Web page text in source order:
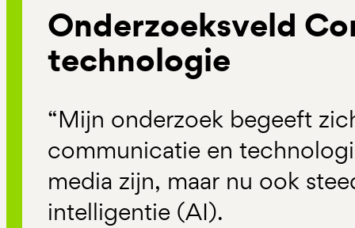
Onderzoeksveld
technologie
“Mijn onderzoek begeeft
communicatie en
media zijn, maar nu ook
intelligentie (AI).